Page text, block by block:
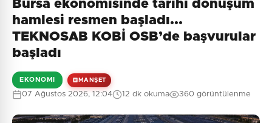
Güvenlik Sorusu:
5 + 6 = ?
Henüz yorum yapılmamış. İlk yorumu siz yapın!
Bursa ekonomisinde tarihi dönüşüm
hamlesi resmen başladı...
TEKNOSAB KOBİ OSB’de başvurular
başladı
EKONOMI MANŞET
07 Ağustos 2026, 12:04 12 dk okuma 360 görüntülenme